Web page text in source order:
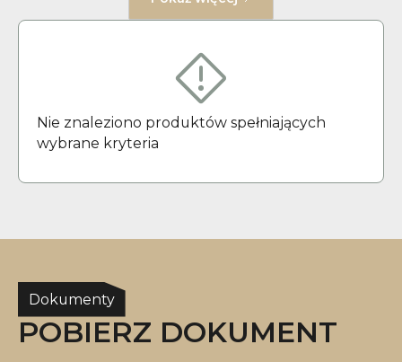
Nie znaleziono produktów spełniających
wybrane kryteria
Dokumenty
POBIERZ DOKUMENT